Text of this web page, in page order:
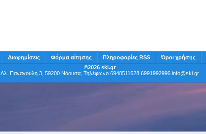
Διαφημίσεις Φόρμα αίτησης Πληροφορίες RSS Όροι χρήσης
©2026 ski.gr
Αλ. Παναγούλη 3, 59200 Νάουσα, Τηλέφωνο 6948511628 6991992996 info@ski.gr